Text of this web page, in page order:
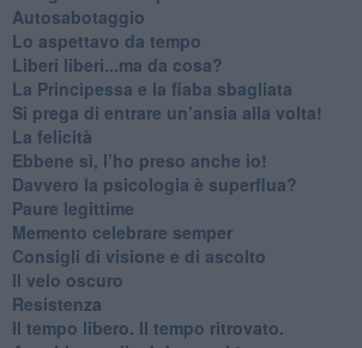
Autosabotaggio
​Lo aspettavo da tempo
​Liberi liberi...ma da cosa?
​La Principessa e la fiaba sbagliata
Si prega di entrare un’ansia alla volta!
​La felicità
​Ebbene sì, l’ho preso anche io!
​Davvero la psicologia è superflua?
Paure legittime
​Memento celebrare semper
​Consigli di visione e di ascolto
​Il velo oscuro
Resistenza
​Il tempo libero. Il tempo ritrovato.